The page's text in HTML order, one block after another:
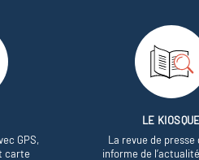
GPS,
carte
LE
La revue de presse
informe de